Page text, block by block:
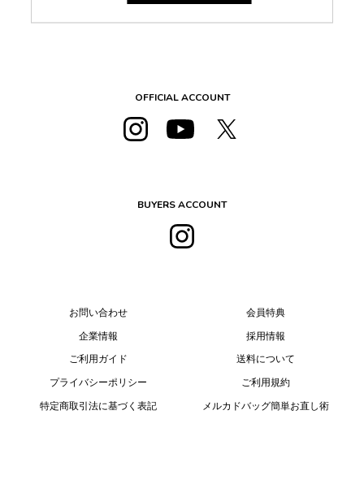
OFFICIAL ACCOUNT
BUYERS ACCOUNT
お問い合わせ
企業情報
ご利用ガイド
プライバシーポリシー
特定商取引法に基づく表記
会員特典
採用情報
送料について
ご利用規約
メルカドバッグ簡単お直し術